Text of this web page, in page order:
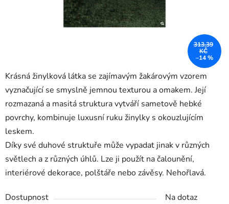
Krásná žinylková látka se zajímavým žakárovým vzorem
vyznačující se smyslně jemnou texturou a omakem. Její
rozmazaná a masitá struktura vytváří sametově hebké
povrchy, kombinuje luxusní ruku žinylky s okouzlujícím
leskem.
Díky své duhové struktuře může vypadat jinak v různých
světlech a z různých úhlů. Lze ji použít na čalounění,
interiérové ​​dekorace, polštáře nebo závěsy. Nehořlavá.
Dostupnost
Na dotaz
313,39
KČ
–14 %